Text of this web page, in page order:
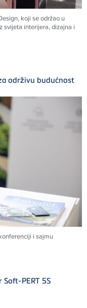
koji se održao u
svijeta interijera, dizajna i
održivu budućnost
i sajmu
Soft-PERT 5S